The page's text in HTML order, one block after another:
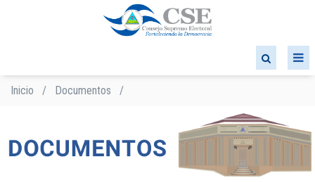
Sobrescribir
ayuda
a
Inicio / Documentos /